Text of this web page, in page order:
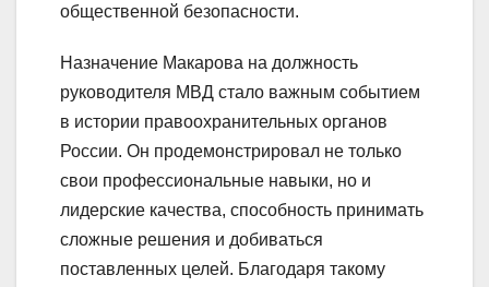
общественной безопасности.
Назначение Макарова на должность
руководителя МВД стало важным событием
в истории правоохранительных органов
России. Он продемонстрировал не только
свои профессиональные навыки, но и
лидерские качества, способность принимать
сложные решения и добиваться
поставленных целей. Благодаря такому